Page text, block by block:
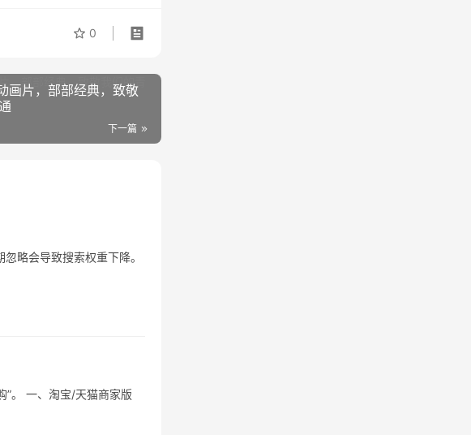
0
画片，部部经典，致敬
下一篇
略会导致搜索权重下降。
”。 一、淘宝/天猫商家版